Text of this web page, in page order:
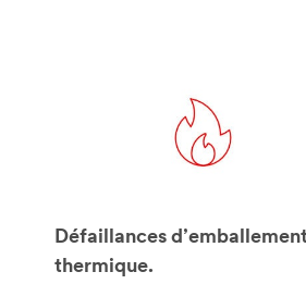
Défaillances d’emballement
thermique.